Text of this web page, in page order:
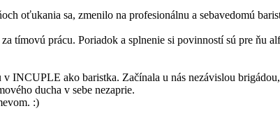
oťukania sa, zmenilo na profesionálnu a sebavedomú
prácu. Poriadok a splnenie si povinností sú pre ňu
INCUPLE ako baristka. Začínala u nás nezávislou
ducha v sebe nezaprie.
:)